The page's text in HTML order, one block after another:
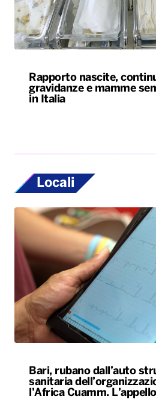
Rapporto nascite,
gravidanze e mamme
in Italia
Locali
Bari, rubano dall’auto
sanitaria
l’Africa Cuamm.